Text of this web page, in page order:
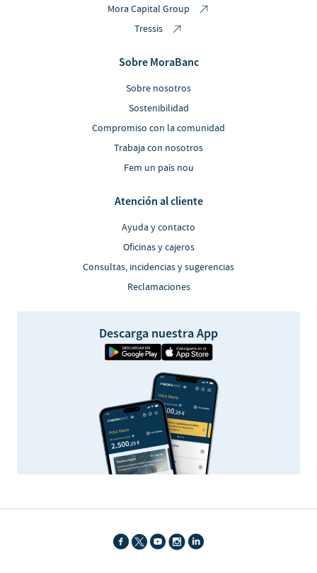
Mora Capital Group
Tressis
Sobre MoraBanc
Sobre nosotros
Sostenibilidad
Compromiso con la comunidad
Trabaja con nosotros
Fem un país nou
Atención al cliente
Ayuda y contacto
Oficinas y cajeros
Consultas, incidencias y sugerencias
Reclamaciones
Descarga nuestra App